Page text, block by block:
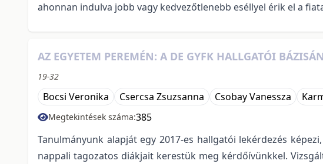
ahonnan indulva jobb vagy kedvezőtlenebb eséllyel érik el a
AZ EGYETEM PEREMÉN: A DE GYFK HALLGATÓI
19-32
Bocsi Veronika Csercsa Zsuzsanna Csobay Vanessza
Megtekintések száma:385
Tanulmányunk alapját egy 2017-es hallgatói lekérdezés
nappali tagozatos diákjait kerestük meg kérdőívünkkel.